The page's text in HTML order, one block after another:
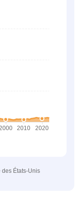
des États-Unis